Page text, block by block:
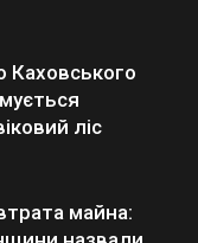
Каховського
ліс
майна: